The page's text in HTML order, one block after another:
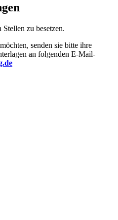
zu besetzen.
senden sie bitte ihre
an folgenden E-Mail-